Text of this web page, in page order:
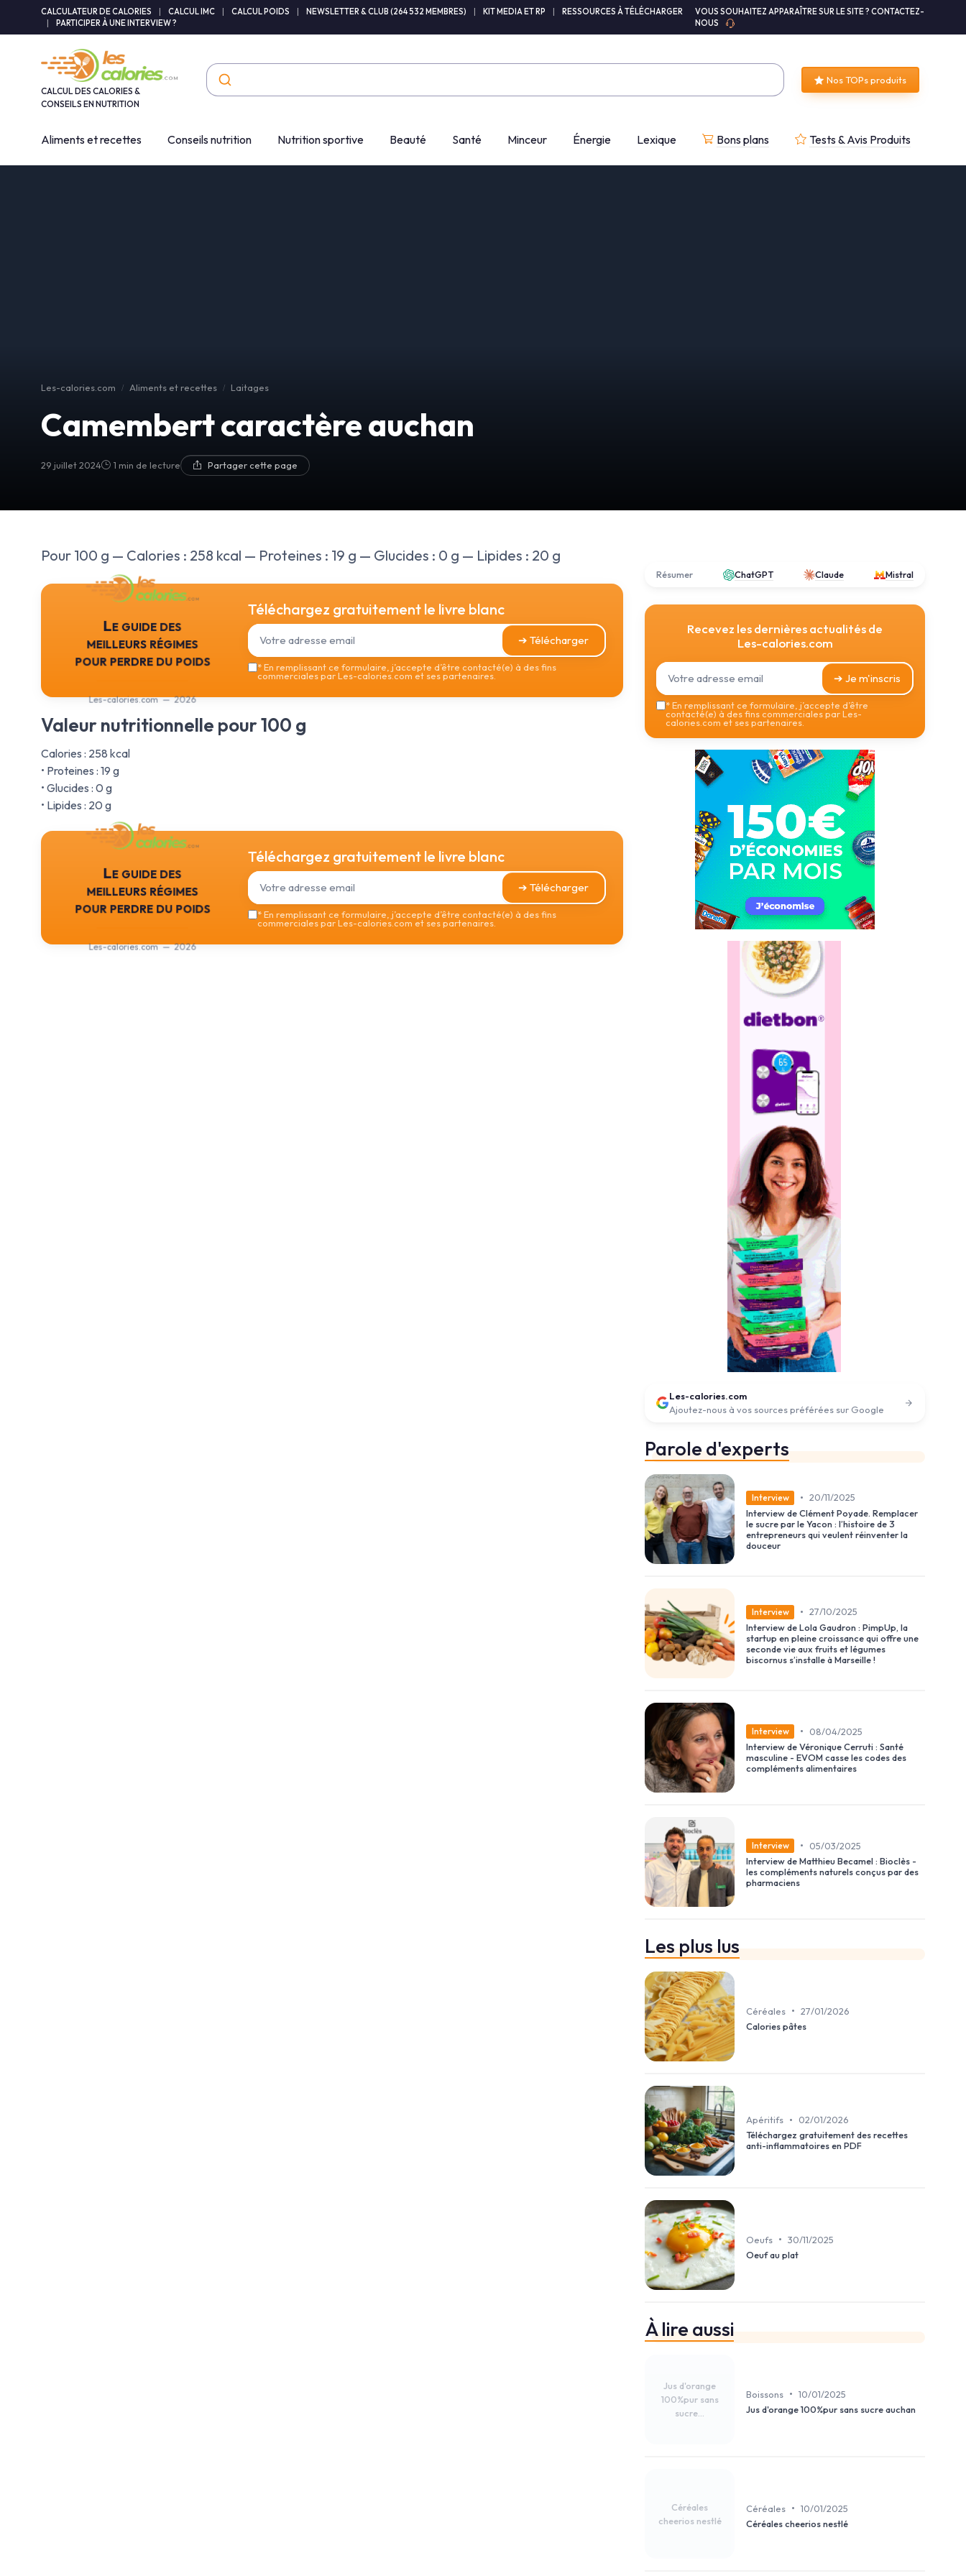
CALCULATEUR DE CALORIES CALCUL IMC CALCUL POIDS NEWSLETTER & CLUB (264 532 MEMBRES) KIT MEDIA ET RP
RESSOURCES À TÉLÉCHARGER
PARTICIPER À UNE INTERVIEW ?
VOUS SOUHAITEZ APPARAÎTRE SUR LE SITE ? CONTACTEZ-
NOUS
CALCUL DES CALORIES &
CONSEILS EN NUTRITION
Nos TOPs produits
Aliments et recettes Conseils nutrition Nutrition sportive Beauté Santé Minceur Énergie Lexique Bons plans Tests & Avis Produits
Les-calories.com Aliments et recettes Laitages
Camembert caractère auchan
29 juillet 2024 1 min de lecture Partager cette page
Pour 100 g — Calories : 258 kcal — Proteines : 19 g — Glucides : 0 g — Lipides : 20 g
Le guide des
meilleurs régimes
pour perdre du poids
Les-calories.com — 2026
Téléchargez gratuitement le livre blanc
➔ Télécharger
*En remplissant ce formulaire, j’accepte d’être contacté(e) à des fins
commerciales par Les-calories.com et ses partenaires.
Valeur nutritionnelle pour 100 g
Calories : 258 kcal
• Proteines : 19 g
• Glucides : 0 g
• Lipides : 20 g
Le guide des
meilleurs régimes
pour perdre du poids
Les-calories.com — 2026
Téléchargez gratuitement le livre blanc
➔ Télécharger
*En remplissant ce formulaire, j’accepte d’être contacté(e) à des fins
commerciales par Les-calories.com et ses partenaires.
Résumer ChatGPT Claude Mistral
Recevez les dernières actualités de
Les-calories.com
➔ Je m'inscris
*En remplissant ce formulaire, j’accepte d’être
contacté(e) à des fins commerciales par Les-
calories.com et ses partenaires.
Les-calories.com
Ajoutez-nous à vos sources préférées sur Google
Parole d'experts
Interview • 20/11/2025
Interview de Clément Poyade. Remplacer
le sucre par le Yacon : l’histoire de 3
entrepreneurs qui veulent réinventer la
douceur
Interview • 27/10/2025
Interview de Lola Gaudron : PimpUp, la
startup en pleine croissance qui offre une
seconde vie aux fruits et légumes
biscornus s’installe à Marseille !
Interview •
08/04/2025
Interview de Véronique Cerruti : Santé
masculine - EVOM casse les codes des
compléments alimentaires
Interview •
05/03/2025
Interview de Matthieu Becamel : Bioclès -
les compléments naturels conçus par des
pharmaciens
Les plus lus
Céréales • 27/01/2026
Calories pâtes
Apéritifs •
02/01/2026
Téléchargez gratuitement des recettes
anti-inflammatoires en PDF
Oeufs • 30/11/2025
Oeuf au plat
À lire aussi
Jus d'orange
100%pur sans
sucre...
Boissons • 10/01/2025
Jus d'orange 100%pur sans sucre auchan
Céréales
cheerios nestlé
Céréales • 10/01/2025
Céréales cheerios nestlé
Panneau de gestion des cookies